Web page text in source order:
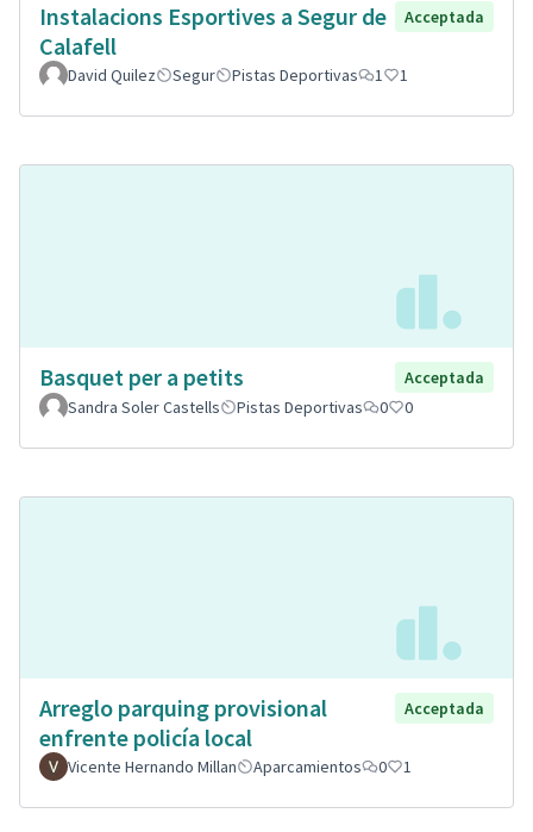
Instalacions Esportives a Segur de
Calafell
Acceptada
David Quilez Segur Pistas Deportivas 1 1
Basquet per a petits
Acceptada
Sandra Soler Castells
Pistas Deportivas 0 0
Arreglo parquing provisional
enfrente policía local
Acceptada
Vicente Hernando Millan Aparcamientos 0 1